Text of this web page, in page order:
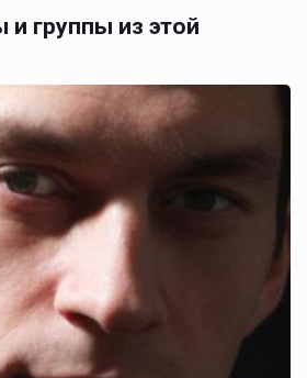
и группы из этой